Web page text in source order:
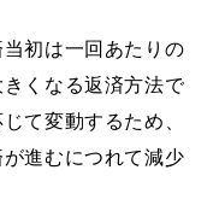
初は一回あたりの
くなる返済方法で
て変動するため、
進むにつれて減少